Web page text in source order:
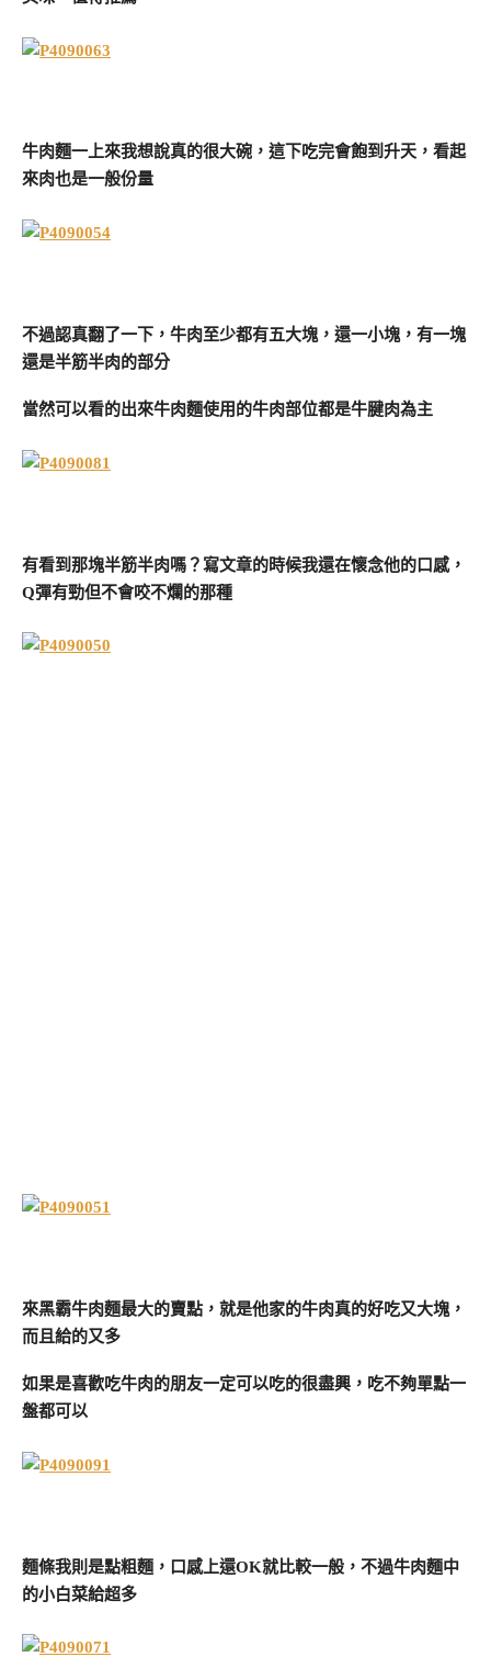
牛肉麵一上來我想說真的很大碗，這下吃完會飽到升天，看起
來肉也是一般份量
不過認真翻了一下，牛肉至少都有五大塊，還一小塊，有一塊
還是半筋半肉的部分
當然可以看的出來牛肉麵使用的牛肉部位都是牛腱肉為主
有看到那塊半筋半肉嗎？寫文章的時候我還在懷念他的口感，
Q彈有勁但不會咬不爛的那種
來黑霸牛肉麵最大的賣點，就是他家的牛肉真的好吃又大塊，
而且給的又多
如果是喜歡吃牛肉的朋友一定可以吃的很盡興，吃不夠單點一
盤都可以
麵條我則是點粗麵，口感上還OK就比較一般，不過牛肉麵中
的小白菜給超多